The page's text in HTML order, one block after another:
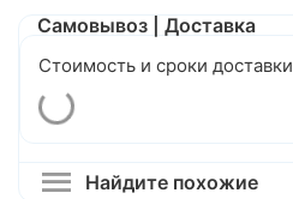
Самовывоз | Доставка
Стоимость и сроки доставки
Найдите похожие